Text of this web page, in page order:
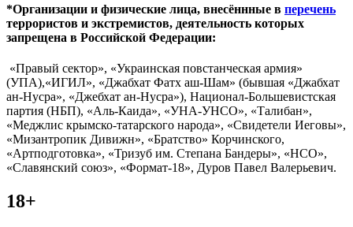
*Организации и физические лица, внесённные в перечень
террористов и экстремистов, деятельность которых
запрещена в Российской Федерации:
«Правый сектор», «Украинская повстанческая армия»
(УПА),«ИГИЛ», «Джабхат Фатх аш-Шам» (бывшая «Джабхат
ан-Нусра», «Джебхат ан-Нусра»), Национал-Большевистская
партия (НБП), «Аль-Каида», «УНА-УНСО», «Талибан»,
«Меджлис крымско-татарского народа», «Свидетели Иеговы»,
«Мизантропик Дивижн», «Братство» Корчинского,
«Артподготовка», «Тризуб им. Степана Бандеры», «НСО»,
«Славянский союз», «Формат-18», Дуров Павел Валерьевич.
18+